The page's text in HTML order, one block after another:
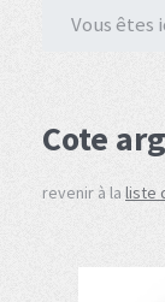
Vous êtes
Cote
revenir à la liste